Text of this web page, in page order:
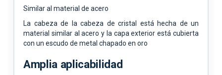
Similar al material de acero
La cabeza de la cabeza de cristal está hecha de un
material similar al acero y la capa exterior está cubierta
con un escudo de metal chapado en oro
Amplia aplicabilidad